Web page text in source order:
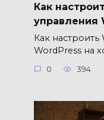
Как
управления
Как настроить
WordPress на
0 394